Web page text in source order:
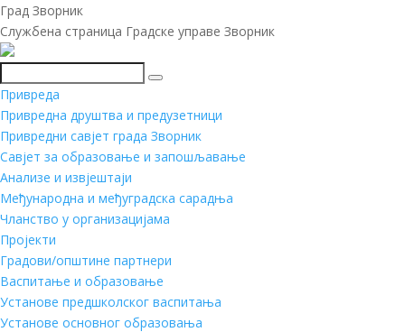
Град Зворник
Службена страница Градске управе Зворник
Претражи
Привреда
Привредна друштва и предузетници
Привредни савјет града Зворник
Савјет за образовање и запошљавање
Анализе и извјештаји
Међународна и међуградска сарадња
Чланство у организацијама
Пројекти
Градови/општине партнери
Васпитање и образовање
Установе предшколског васпитања
Установе основног образовања